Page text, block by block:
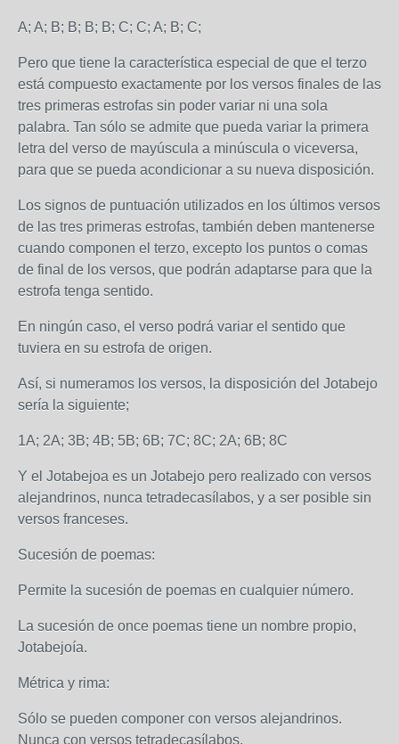
A; A; B; B; B; B; C; C; A; B; C;
Pero que tiene la característica especial de que el terzo
está compuesto exactamente por los versos finales de las
tres primeras estrofas sin poder variar ni una sola
palabra. Tan sólo se admite que pueda variar la primera
letra del verso de mayúscula a minúscula o viceversa,
para que se pueda acondicionar a su nueva disposición.
Los signos de puntuación utilizados en los últimos versos
de las tres primeras estrofas, también deben mantenerse
cuando componen el terzo, excepto los puntos o comas
de final de los versos, que podrán adaptarse para que la
estrofa tenga sentido.
En ningún caso, el verso podrá variar el sentido que
tuviera en su estrofa de origen.
Así, si numeramos los versos, la disposición del Jotabejo
sería la siguiente;
1A; 2A; 3B; 4B; 5B; 6B; 7C; 8C; 2A; 6B; 8C
Y el Jotabejoa es un Jotabejo pero realizado con versos
alejandrinos, nunca tetradecasílabos, y a ser posible sin
versos franceses.
Sucesión de poemas:
Permite la sucesión de poemas en cualquier número.
La sucesión de once poemas tiene un nombre propio,
Jotabejoía.
Métrica y rima:
Sólo se pueden componer con versos alejandrinos.
Nunca con versos tetradecasílabos.